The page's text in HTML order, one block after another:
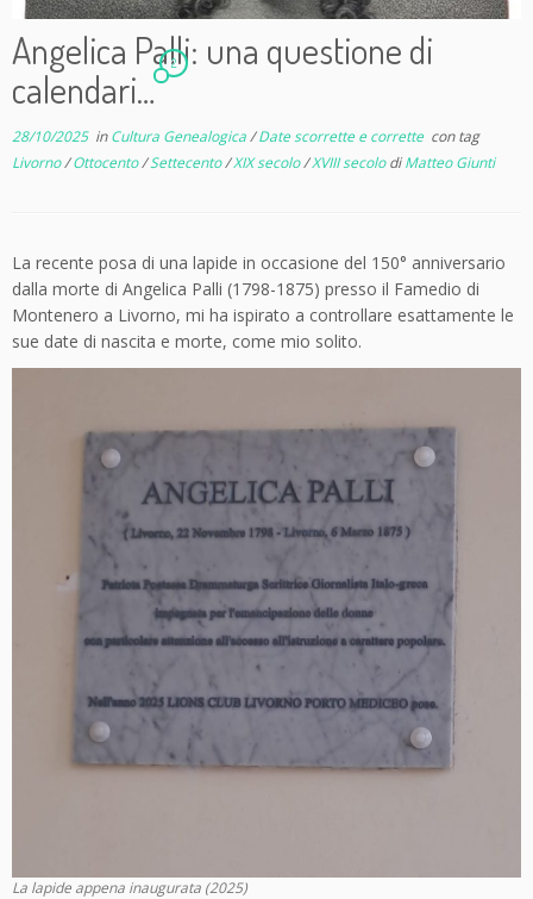
Angelica Palli: una questione di
calendari…
2
28/10/2025inCultura Genealogica/Date scorrette e corrette con tag
Livorno/Ottocento/Settecento/XIX secolo/XVIII secolodiMatteo Giunti
La recente posa di una lapide in occasione del 150° anniversario
dalla morte di Angelica Palli (1798-1875) presso il Famedio di
Montenero a Livorno, mi ha ispirato a controllare esattamente le
sue date di nascita e morte, come mio solito.
La lapide appena inaugurata (2025)